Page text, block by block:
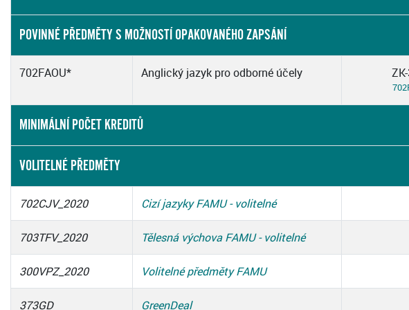
POVINNÉ PŘEDMĚTY S MOŽNOSTÍ OPAKOVANÉHO ZAPSÁNÍ
702FAOU* Anglický jazyk pro odborné účely
MINIMÁLNÍ POČET KREDITŮ
VOLITELNÉ PŘEDMĚTY
702CJV_2020 Cizí jazyky FAMU - volitelné
703TFV_2020 Tělesná výchova FAMU - volitelné
300VPZ_2020 Volitelné předměty FAMU
373GD GreenDeal